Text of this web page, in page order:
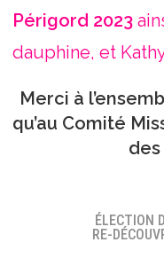
Périgord 2023
dauphine, et
Merci à
qu’au Comité
ÉLECTION
RE-